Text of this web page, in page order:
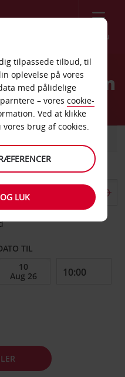
Menu
Lufthavn
TIL
tilpassede tilbud, til
oplevelse på vores
med pålidelige
– vores cookie-
Ved at klikke
vores brug af cookies.
LUK